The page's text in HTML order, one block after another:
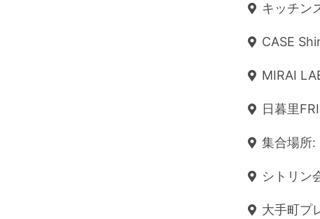
キッチン
CASE
MIRAI
日暮里
集合場所:
シトリン
大手町プ